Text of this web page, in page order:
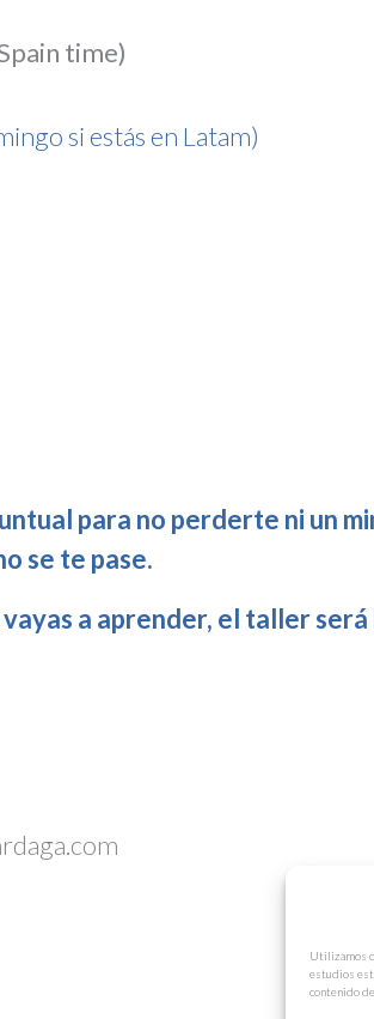
Utilizamos
estudios
contenido
time)
si estás en Latam)
para no perderte ni un
se te pase.
a aprender, el taller